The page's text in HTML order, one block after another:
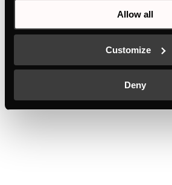
Allow all
Customize
Deny